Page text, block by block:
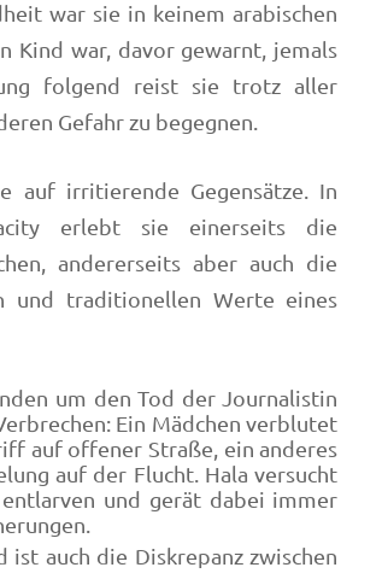
war sie in keinem arabischen
Kind war, davor gewarnt, jemals
folgend reist sie trotz aller
Gefahr zu begegnen.
irritierende Gegensätze. In
erlebt sie einerseits die
andererseits aber auch die
und traditionellen Werte eines
um den Tod der Journalistin
Ein Mädchen verblutet
auf offener Straße, ein anderes
auf der Flucht. Hala versucht
und gerät dabei immer
auch die Diskrepanz zwischen